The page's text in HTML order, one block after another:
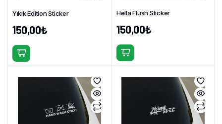
Yıkık Edition Sticker
150,00₺
Bu
ürünün
varyasyonu
Hella Flush Sticker
150,00₺
Bu
ürünün
varyasyonu